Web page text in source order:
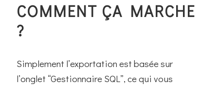
COMMENT ÇA MARCHE
?
Simplement l’exportation est basée sur
l’onglet “Gestionnaire SQL”, ce qui vous